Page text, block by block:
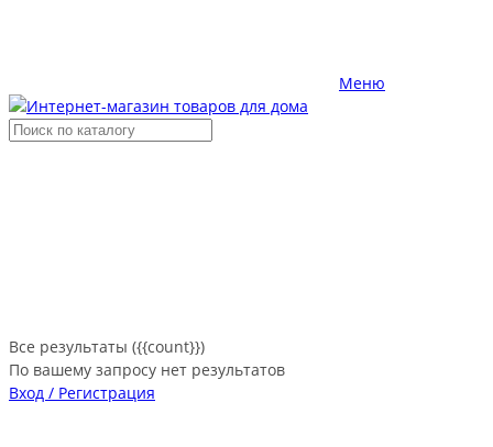
Меню
Все результаты ({{count}})
По вашему запросу нет результатов
Вход / Регистрация